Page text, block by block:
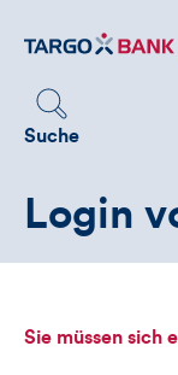
zum
Suche
Login
Sie müssen sich